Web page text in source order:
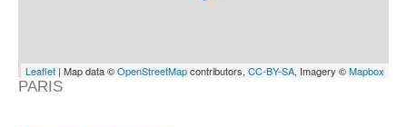
Leaflet | Map data ©OpenStreetMapcontributors, CC-BY-SA, Imagery ©Mapbox
PARIS